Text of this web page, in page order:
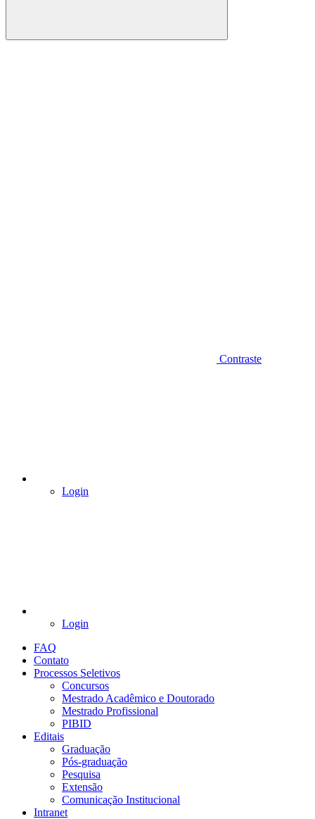
Buscar
Contraste
Login
Login
FAQ
Contato
Processos Seletivos
Concursos
Mestrado Acadêmico e Doutorado
Mestrado Profissional
PIBID
Editais
Graduação
Pós-graduação
Pesquisa
Extensão
Comunicação Institucional
Intranet